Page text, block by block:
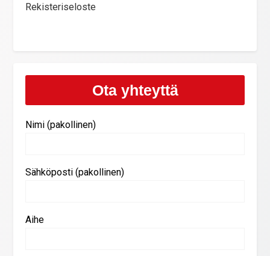
Rekisteriseloste
Ota yhteyttä
Nimi (pakollinen)
Sähköposti (pakollinen)
Aihe